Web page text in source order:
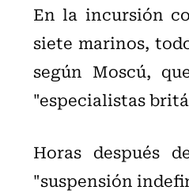
En la incursión
siete marinos,
según Moscú,
"especialistas
Horas después
"suspensión